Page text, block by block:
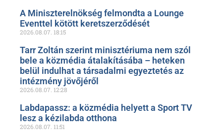
A Miniszterelnökség felmondta a Lounge
Eventtel kötött keretszerződését
2026.08.07. 18:15
Tarr Zoltán szerint minisztériuma nem szól
bele a közmédia átalakításába – heteken
belül indulhat a társadalmi egyeztetés az
intézmény jövőjéről
2026.08.07. 12:28
Labdapassz: a közmédia helyett a Sport TV
lesz a kézilabda otthona
2026.08.07. 11:51